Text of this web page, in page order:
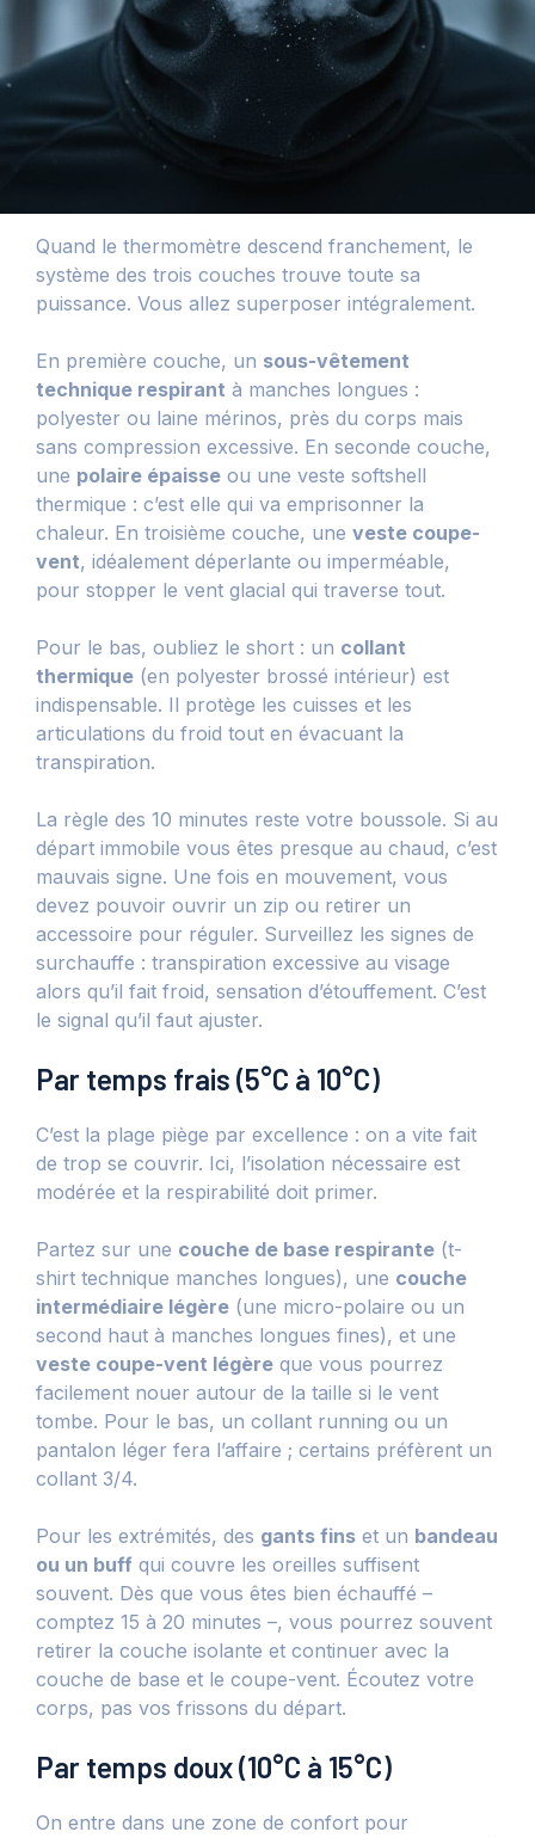
Quand le thermomètre descend franchement, le
système des trois couches trouve toute sa
puissance. Vous allez superposer intégralement.
En première couche, un sous-vêtement
technique respirant à manches longues :
polyester ou laine mérinos, près du corps mais
sans compression excessive. En seconde couche,
une polaire épaisse ou une veste softshell
thermique : c’est elle qui va emprisonner la
chaleur. En troisième couche, une veste coupe-
vent, idéalement déperlante ou imperméable,
pour stopper le vent glacial qui traverse tout.
Pour le bas, oubliez le short : un collant
thermique (en polyester brossé intérieur) est
indispensable. Il protège les cuisses et les
articulations du froid tout en évacuant la
transpiration.
La règle des 10 minutes reste votre boussole. Si au
départ immobile vous êtes presque au chaud, c’est
mauvais signe. Une fois en mouvement, vous
devez pouvoir ouvrir un zip ou retirer un
accessoire pour réguler. Surveillez les signes de
surchauffe : transpiration excessive au visage
alors qu’il fait froid, sensation d’étouffement. C’est
le signal qu’il faut ajuster.
Par temps frais (5°C à 10°C)
C’est la plage piège par excellence : on a vite fait
de trop se couvrir. Ici, l’isolation nécessaire est
modérée et la respirabilité doit primer.
Partez sur une couche de base respirante (t-
shirt technique manches longues), une couche
intermédiaire légère (une micro-polaire ou un
second haut à manches longues fines), et une
veste coupe-vent légère que vous pourrez
facilement nouer autour de la taille si le vent
tombe. Pour le bas, un collant running ou un
pantalon léger fera l’affaire ; certains préfèrent un
collant 3/4.
Pour les extrémités, des gants fins et un bandeau
ou un buff qui couvre les oreilles suffisent
souvent. Dès que vous êtes bien échauffé –
comptez 15 à 20 minutes –, vous pourrez souvent
retirer la couche isolante et continuer avec la
couche de base et le coupe-vent. Écoutez votre
corps, pas vos frissons du départ.
Par temps doux (10°C à 15°C)
On entre dans une zone de confort pour